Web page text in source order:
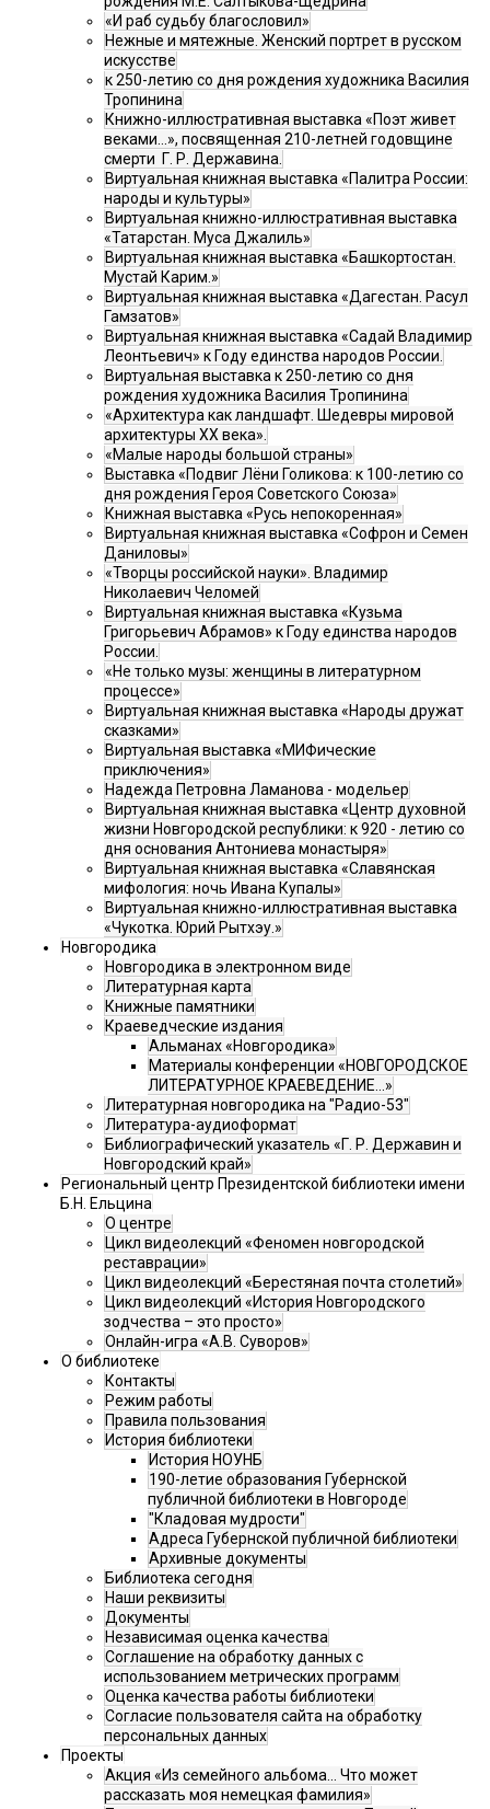
«И раб судьбу благословил»
Нежные и мятежные. Женский портрет в русском
искусстве
к 250-летию со дня рождения художника Василия
Тропинина
Книжно-иллюстративная выставка «Поэт живет
веками…», посвященная 210-летней годовщине
смерти Г. Р. Державина.
Виртуальная книжная выставка «Палитра России:
народы и культуры»
Виртуальная книжно-иллюстративная выставка
«Татарстан. Муса Джалиль»
Виртуальная книжная выставка «Башкортостан.
Мустай Карим.»
Виртуальная книжная выставка «Дагестан. Расул
Гамзатов»
Виртуальная книжная выставка «Садай Владимир
Леонтьевич» к Году единства народов России.
Виртуальная выставка к 250-летию со дня
рождения художника Василия Тропинина
«Архитектура как ландшафт. Шедевры мировой
архитектуры XX века».
«Малые народы большой страны»
Выставка «Подвиг Лёни Голикова: к 100-летию со
дня рождения Героя Советского Союза»
Книжная выставка «Русь непокоренная»
Виртуальная книжная выставка «Софрон и Семен
Даниловы»
«Творцы российской науки». Владимир
Николаевич Челомей
Виртуальная книжная выставка «Кузьма
Григорьевич Абрамов» к Году единства народов
России.
«Не только музы: женщины в литературном
процессе»
Виртуальная книжная выставка «Народы дружат
сказками»
Виртуальная выставка «МИФические
приключения»
Надежда Петровна Ламанова - модельер
Виртуальная книжная выставка «Центр духовной
жизни Новгородской республики: к 920 - летию со
дня основания Антониева монастыря»
Виртуальная книжная выставка «Славянская
мифология: ночь Ивана Купалы»
Виртуальная книжно-иллюстративная выставка
«Чукотка. Юрий Рытхэу.»
Новгородика
Новгородика в электронном виде
Литературная карта
Книжные памятники
Краеведческие издания
Альманах «Новгородика»
Материалы конференции «НОВГОРОДСКОЕ
ЛИТЕРАТУРНОЕ КРАЕВЕДЕНИЕ...»
Литературная новгородика на "Радио-53"
Литература-аудиоформат
Библиографический указатель «Г. Р. Державин и
Новгородский край»
Региональный центр Президентской библиотеки имени
Б.Н. Ельцина
О центре
Цикл видеолекций «Феномен новгородской
реставрации»
Цикл видеолекций «Берестяная почта столетий»
Цикл видеолекций «История Новгородского
зодчества – это просто»
Онлайн-игра «А.В. Суворов»
О библиотеке
Контакты
Режим работы
Правила пользования
История библиотеки
История НОУНБ
190-летие образования Губернской
публичной библиотеки в Новгороде
"Кладовая мудрости"
Адреса Губернской публичной библиотеки
Архивные документы
Библиотека сегодня
Наши реквизиты
Документы
Независимая оценка качества
Соглашение на обработку данных с
использованием метрических программ
Оценка качества работы библиотеки
Согласие пользователя сайта на обработку
персональных данных
Проекты
Акция «Из семейного альбома... Что может
рассказать моя немецкая фамилия»